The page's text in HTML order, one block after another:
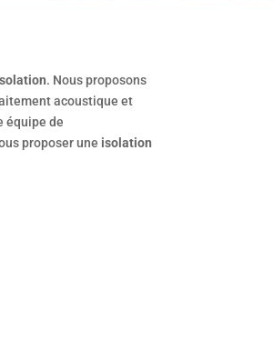
. Nous proposons
acoustique et
équipe de
proposer une isolation